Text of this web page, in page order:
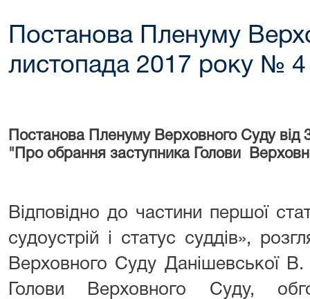
Постанова Пленуму
листопада 2017 року № 4
Постанова Пленуму Верховного Суду
"Про обрання заступника Голови
Відповідно до частини першої
судоустрій і статус суддів»,
Верховного Суду Данішевської
Голови Верховного Суду,